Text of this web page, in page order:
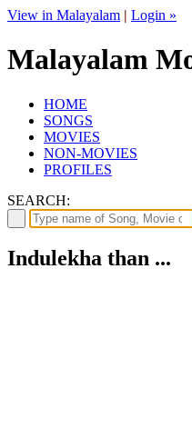
View in Malayalam | Login »
Malayalam
HOME
SONGS
MOVIES
NON-MOVIES
PROFILES
SEARCH:
Indulekha than ...